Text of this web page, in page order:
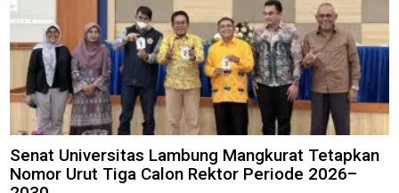
Senat Universitas Lambung Mangkurat Tetapkan
Nomor Urut Tiga Calon Rektor Periode 2026–